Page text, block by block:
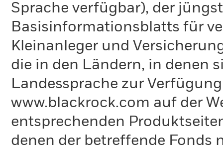
Sprache verfügbar), der
Basisinformationsblatts für
Kleinanleger und
die in den Ländern, in denen
Landessprache zur
www.blackrock.com auf der
entsprechenden
denen der betreffende Fonds